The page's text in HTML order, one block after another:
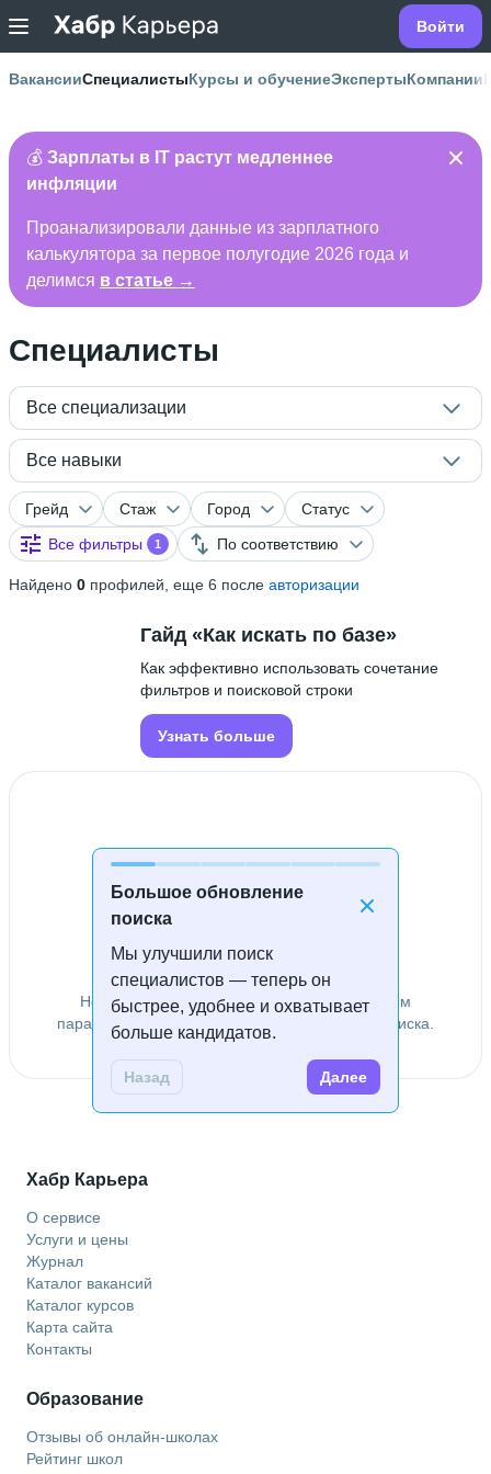
Войти
ВакансииСпециалистыКурсы и обучениеЭкспертыКомпании
💰 Зарплаты в IT растут медленнее
инфляции
Проанализировали данные из зарплатного
калькулятора за первое полугодие 2026 года и
делимся в статье →
Специалисты
Все специализации
Все навыки
Грейд Стаж Город
Статус
Все фильтры
1 По соответствию
Найдено 0 профилей, еще 6 после авторизации
Большое обновление
поиска
Мы улучшили поиск
специалистов — теперь он
быстрее, удобнее и охватывает
больше кандидатов.
Назад Далее
Гайд «Как искать по базе»
Как эффективно использовать сочетание
фильтров и поисковой строки
Узнать больше
Специалисты не найдены
Не удалось найти специалистов по заданным
параметрам. Попробуйте изменить условия поиска.
Хабр Карьера
О сервисе
Услуги и цены
Журнал
Каталог вакансий
Каталог курсов
Карта сайта
Контакты
Образование
Отзывы об онлайн-школах
Рейтинг школ